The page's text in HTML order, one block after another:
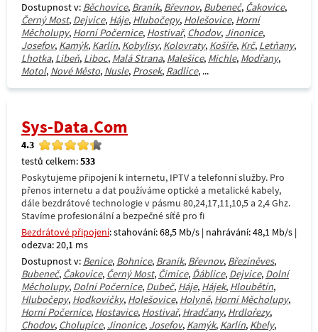
Dostupnost v: Běchovice, Braník, Břevnov, Bubeneč, Čakovice,
Černý Most, Dejvice, Háje, Hlubočepy, Holešovice, Horní
Měcholupy, Horní Počernice, Hostivař, Chodov, Jinonice,
Josefov, Kamýk, Karlín, Kobylisy, Kolovraty, Košíře, Krč, Letňany,
Lhotka, Libeň, Liboc, Malá Strana, Malešice, Michle, Modřany,
Motol, Nové Město, Nusle, Prosek, Radlice, ...
Sys-Data.Com
4.3
testů celkem:533
Poskytujeme připojení k internetu, IPTV a telefonní služby. Pro
přenos internetu a dat používáme optické a metalické kabely,
dále bezdrátové technologie v pásmu 80,24,17,11,10,5 a 2,4 Ghz.
Stavíme profesionální a bezpečné síťě pro fi
Bezdrátové připojení: stahování: 68,5 Mb/s | nahrávání: 48,1 Mb/s |
odezva: 20,1 ms
Dostupnost v: Benice, Bohnice, Braník, Břevnov, Březiněves,
Bubeneč, Čakovice, Černý Most, Čimice, Ďáblice, Dejvice, Dolní
Měcholupy, Dolní Počernice, Dubeč, Háje, Hájek, Hloubětín,
Hlubočepy, Hodkovičky, Holešovice, Holyně, Horní Měcholupy,
Horní Počernice, Hostavice, Hostivař, Hradčany, Hrdlořezy,
Chodov, Cholupice, Jinonice, Josefov, Kamýk, Karlín, Kbely,